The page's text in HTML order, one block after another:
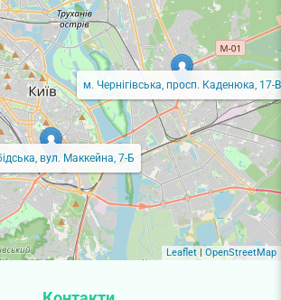
вул. Маккейна, 7-Б
м. Чернігівська, просп. Каденюка, 17-В
Leaflet| OpenStreetMap